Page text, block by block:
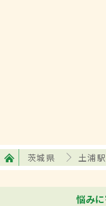
茨城県 土浦駅
悩み